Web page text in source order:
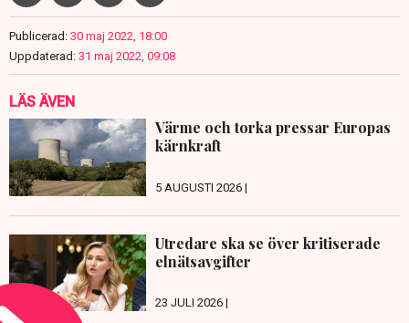
Publicerad: 30 maj 2022, 18:00
Uppdaterad: 31 maj 2022, 09:08
LÄS ÄVEN
Värme och torka pressar Europas
kärnkraft
5 AUGUSTI 2026 |
Utredare ska se över kritiserade
elnätsavgifter
23 JULI 2026 |